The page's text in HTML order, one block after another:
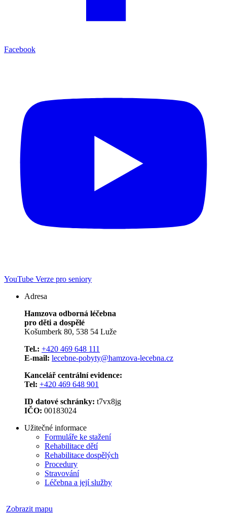
Facebook
YouTube Verze pro seniory
Adresa
Hamzova odborná léčebna
pro děti a dospělé
Košumberk 80, 538 54 Luže
Tel.: +420 469 648 111
E-mail: lecebne-pobyty@hamzova-lecebna.cz
Kancelář centrální evidence:
Tel: +420 469 648 901
ID datové schránky: t7vx8jg
IČO: 00183024
Užitečné informace
Formuláře ke stažení
Rehabilitace dětí
Rehabilitace dospělých
Procedury
Stravování
Léčebna a její služby
Zobrazit mapu